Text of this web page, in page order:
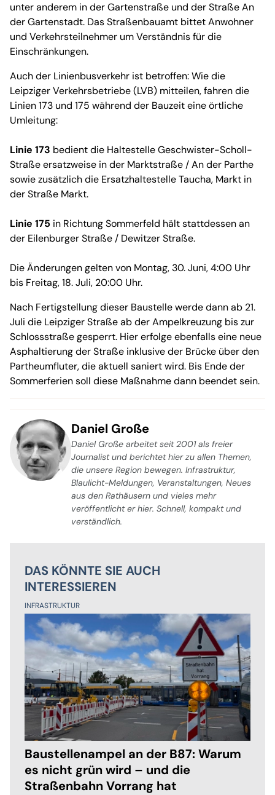
unter anderem in der Gartenstraße und der Straße An
der Gartenstadt. Das Straßenbauamt bittet Anwohner
und Verkehrsteilnehmer um Verständnis für die
Einschränkungen.
Auch der Linienbusverkehr ist betroffen: Wie die
Leipziger Verkehrsbetriebe (LVB) mitteilen, fahren die
Linien 173 und 175 während der Bauzeit eine örtliche
Umleitung:
Linie 173 bedient die Haltestelle Geschwister-Scholl-
Straße ersatzweise in der Marktstraße / An der Parthe
sowie zusätzlich die Ersatzhaltestelle Taucha, Markt in
der Straße Markt.
Linie 175 in Richtung Sommerfeld hält stattdessen an
der Eilenburger Straße / Dewitzer Straße.
Die Änderungen gelten von Montag, 30. Juni, 4:00 Uhr
bis Freitag, 18. Juli, 20:00 Uhr.
Nach Fertigstellung dieser Baustelle werde dann ab 21.
Juli die Leipziger Straße ab der Ampelkreuzung bis zur
Schlossstraße gesperrt. Hier erfolge ebenfalls eine neue
Asphaltierung der Straße inklusive der Brücke über den
Partheumfluter, die aktuell saniert wird. Bis Ende der
Sommerferien soll diese Maßnahme dann beendet sein.
Daniel Große
Daniel Große arbeitet seit 2001 als freier
Journalist und berichtet hier zu allen Themen,
die unsere Region bewegen. Infrastruktur,
Blaulicht-Meldungen, Veranstaltungen, Neues
aus den Rathäusern und vieles mehr
veröffentlicht er hier. Schnell, kompakt und
verständlich.
DAS KÖNNTE SIE AUCH
INTERESSIEREN
INFRASTRUKTUR
Baustellenampel an der B87: Warum
es nicht grün wird – und die
Straßenbahn Vorrang hat